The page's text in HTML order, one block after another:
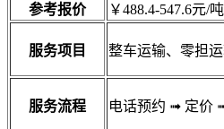
参考报价
￥488.4-547.6元/吨
服务项目 整车运输、零担
服务流程 电话预约 ➟ 定价